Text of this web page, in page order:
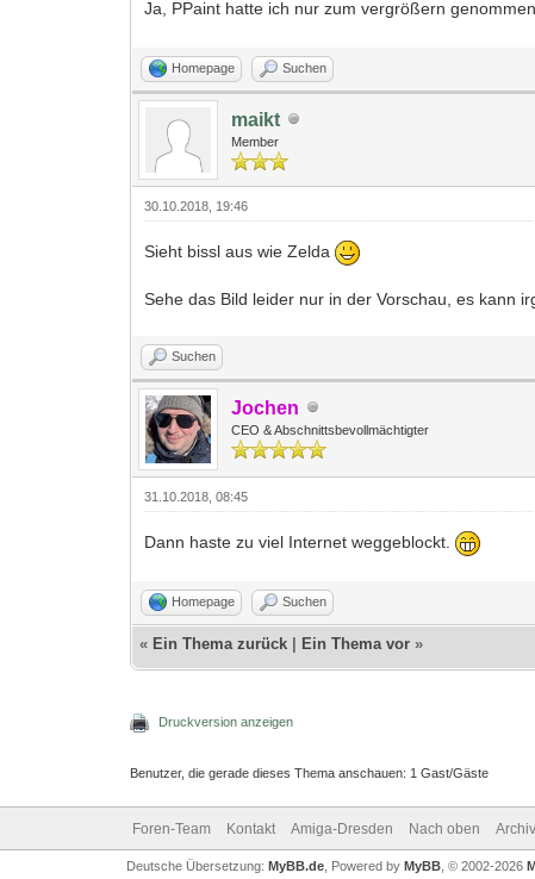
Ja, PPaint hatte ich nur zum vergrößern
Homepage Suchen
maikt
Member
30.10.2018, 19:46
Sieht bissl aus wie Zelda
Sehe das Bild leider nur in der Vorschau, es kann
Suchen
Jochen
CEO & Abschnittsbevollmächtigter
31.10.2018, 08:45
Dann haste zu viel Internet weggeblockt.
Homepage Suchen
« Ein Thema zurück Ein Thema vor »
Druckversion anzeigen
Benutzer, die gerade dieses Thema anschauen: 1 Gast/Gäste
Foren-Team Kontakt Amiga-Dresden Nach oben
Deutsche Übersetzung: MyBB.de, Powered by MyBB, © 2002-2026